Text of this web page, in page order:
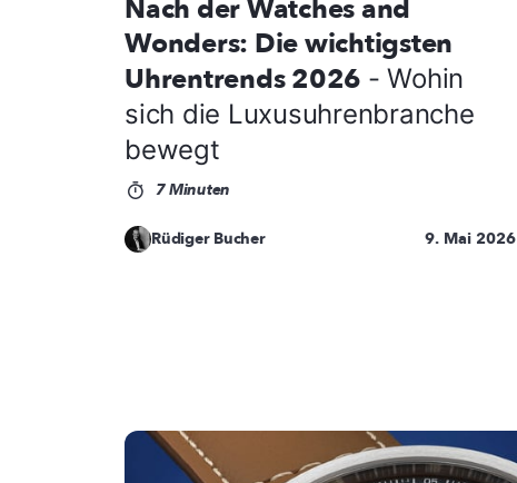
Nach der Watches and
Wonders: Die wichtigsten
Uhrentrends 2026 - Wohin
sich die Luxusuhrenbranche
bewegt
7 Minuten
Rüdiger Bucher 9. Mai 2026